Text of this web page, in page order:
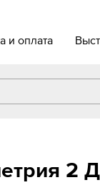
и оплата
2